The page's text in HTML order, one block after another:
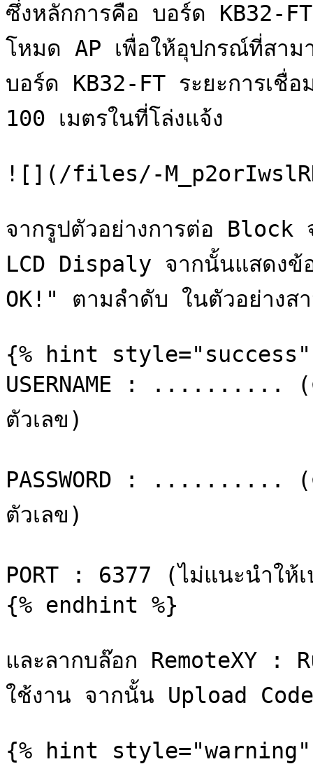
ซึ่งหลักการคือ บอร์ด KB32-
โหมด AP เพื่อให้อุปกรณ์ที่สา
บอร์ด KB32-FT ระยะการเชื่
100 เมตรในที่โล่งแจ้ง
![](/files/-
จากรูปตัวอย่างการต่อ Block
LCD Dispaly จากนั้นแสดง
OK!" ตามลำดับ ในตัวอย่าง
{% hint style="success"
USERNAME : .......... (ตั้
ตัวเลข)
PASSWORD : .......... (ตั้
ตัวเลข)
PORT : 6377 (ไม่แนะนำให้
{% endhint %}
และลากบล๊อก RemoteXY :
ใช้งาน จากนั้น Upload
{% hint style="warning"